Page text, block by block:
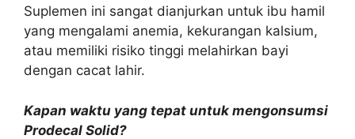
Suplemen ini sangat dianjurkan untuk ibu hamil
yang mengalami anemia, kekurangan kalsium,
atau memiliki risiko tinggi melahirkan bayi
dengan cacat lahir.
Kapan waktu yang tepat untuk mengonsumsi
Prodecal Solid?